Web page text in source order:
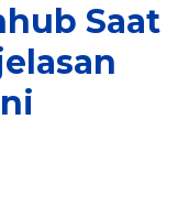
Saat